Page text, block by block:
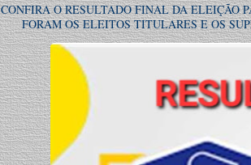
CONFIRA O RESULTADO FINAL DA ELEIÇÃO
FORAM OS ELEITOS TITULARES E OS